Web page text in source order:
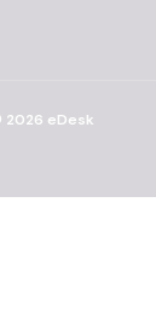
2026 eDesk